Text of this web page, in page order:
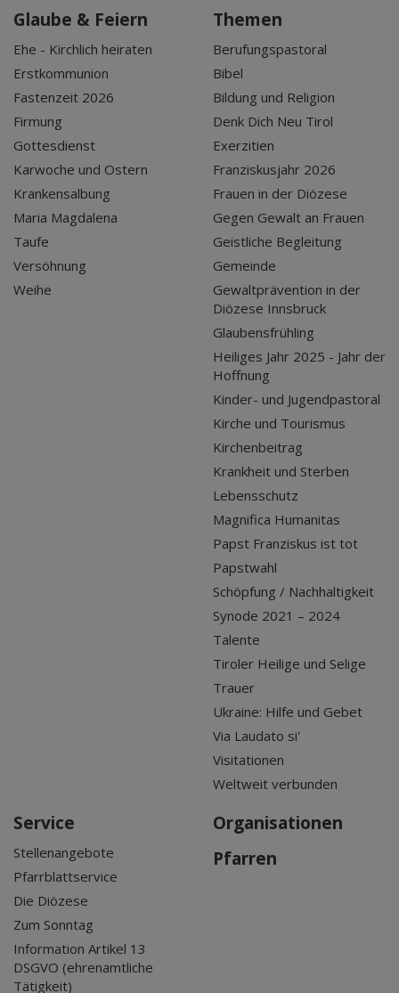
Glaube & Feiern
Ehe - Kirchlich heiraten
Erstkommunion
Fastenzeit 2026
Firmung
Gottesdienst
Karwoche und Ostern
Krankensalbung
Maria Magdalena
Taufe
Versöhnung
Weihe
Themen
Berufungspastoral
Bibel
Bildung und Religion
Denk Dich Neu Tirol
Exerzitien
Franziskusjahr 2026
Frauen in der Diözese
Gegen Gewalt an Frauen
Geistliche Begleitung
Gemeinde
Gewaltprävention in der
Diözese Innsbruck
Glaubensfrühling
Heiliges Jahr 2025 - Jahr der
Hoffnung
Kinder- und Jugendpastoral
Kirche und Tourismus
Kirchenbeitrag
Krankheit und Sterben
Lebensschutz
Magnifica Humanitas
Papst Franziskus ist tot
Papstwahl
Schöpfung / Nachhaltigkeit
Synode 2021 – 2024
Talente
Tiroler Heilige und Selige
Trauer
Ukraine: Hilfe und Gebet
Via Laudato si'
Visitationen
Weltweit verbunden
Service
Stellenangebote
Pfarrblattservice
Die Diözese
Zum Sonntag
Information Artikel 13
DSGVO (ehrenamtliche
Tätigkeit)
Organisationen
Pfarren